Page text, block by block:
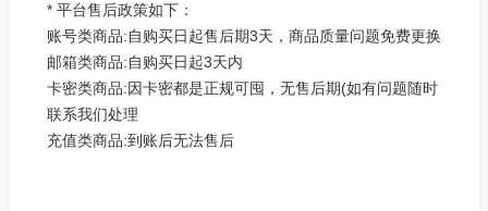
*平台售后政策如下：
账号类商品:自购买日起售后期3天，商品质量问题免费更换
邮箱类商品:自购买日起3天内
卡密类商品:因卡密都是正规可囤，无售后期(如有问题随时
联系我们处理
充值类商品:到账后无法售后